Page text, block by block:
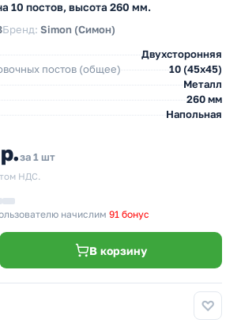
10 постов, высота 260 мм.
Бренд: Simon (Симон)
Двухсторонняя
постов (общее)
10 (45х45)
Металл
260 мм
Напольная
за 1 шт
НДС.
начислим 91 бонус
В корзину